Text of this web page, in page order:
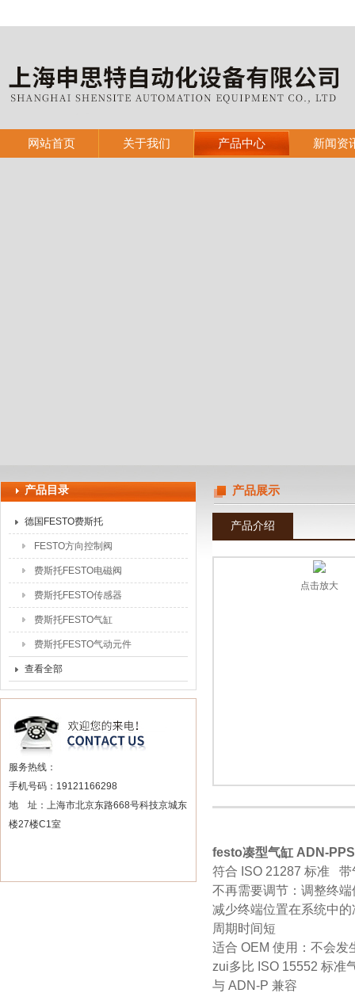
网站首页 关于我们 产品中心 新闻资
产品目录
德国FESTO费斯托
FESTO方向控制阀
费斯托FESTO电磁阀
费斯托FESTO传感器
费斯托FESTO气缸
费斯托FESTO气动元件
查看全部
服务热线：
手机号码：19121166298
地 址：上海市北京东路668号科技京城东
楼27楼C1室
产品展示
产品介绍
点击放大
festo凑型气缸 ADN-PPS
符合 ISO 21287 标准 带
不再需要调节：调整终
减少终端位置在系统中
周期时间短
适合 OEM 使用：不会发
zui多比 ISO 15552 标准
与 ADN-P 兼容